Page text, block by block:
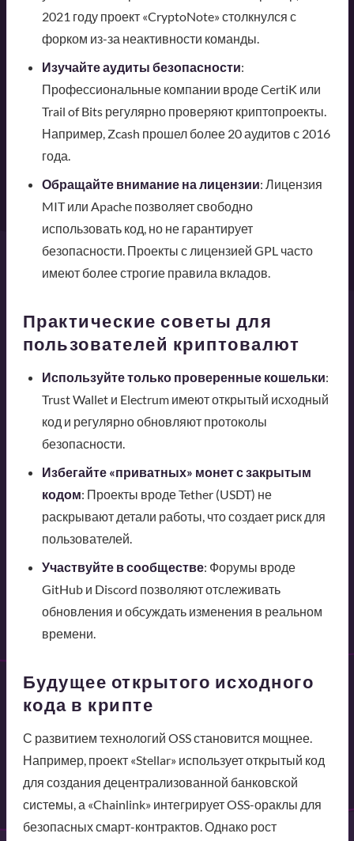
2021 году проект «CryptoNote» столкнулся с
форком из-за неактивности команды.
Изучайте аудиты безопасности:
Профессиональные компании вроде CertiK или
Trail of Bits регулярно проверяют криптопроекты.
Например, Zcash прошел более 20 аудитов с 2016
года.
Обращайте внимание на лицензии: Лицензия
MIT или Apache позволяет свободно
использовать код, но не гарантирует
безопасности. Проекты с лицензией GPL часто
имеют более строгие правила вкладов.
Практические советы для
пользователей криптовалют
Используйте только проверенные кошельки:
Trust Wallet и Electrum имеют открытый исходный
код и регулярно обновляют протоколы
безопасности.
Избегайте «приватных» монет с закрытым
кодом: Проекты вроде Tether (USDT) не
раскрывают детали работы, что создает риск для
пользователей.
Участвуйте в сообществе: Форумы вроде
GitHub и Discord позволяют отслеживать
обновления и обсуждать изменения в реальном
времени.
Будущее открытого исходного
кода в крипте
С развитием технологий OSS становится мощнее.
Например, проект «Stellar» использует открытый код
для создания децентрализованной банковской
системы, а «Chainlink» интегрирует OSS-ораклы для
безопасных смарт-контрактов. Однако рост